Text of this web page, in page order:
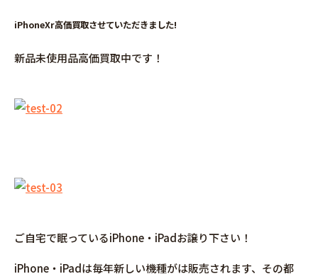
iPhoneXr高価買取させていただきました!
新品未使用品高価買取中です！
ご自宅で眠っているiPhone・iPadお譲り下さい！
iPhone・iPadは毎年新しい機種がは販売されます、その都